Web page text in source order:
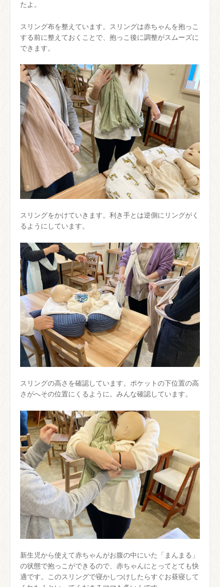
たよ。
スリング布を整えています。スリングは赤ちゃんを抱っこ
する前に整えておくことで、抱っこ後に調整がスムーズに
できます。
スリングをかけていきます。利き手とは逆側にリングがく
るようにしています。
スリングの高さを確認しています。ポケットの下位置の高
さがへその位置にくるように。みんな確認しています。
新生児から使えて赤ちゃんがお腹の中にいた「まんまる」
の状態で抱っこができるので、赤ちゃんにとってとても快
適です。このスリングで寝かしつけしたらすぐお昼寝して